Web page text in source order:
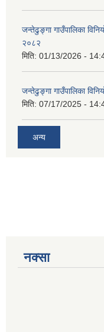
जन्तेढुङ्गा गाउँपालिका
२०८२
मिति: 01/13/2026 -
जन्तेढुङ्गा गाउँपालिका
मिति: 07/17/2025 -
अन्य
नक्सा